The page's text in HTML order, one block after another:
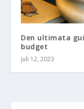
Den ultimata
budget
juli 12, 2023